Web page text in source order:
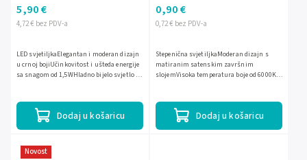
4,72 € bez PDV-a
5,90 €
Dodaj u košaricu
LED svjetiljkaElegantan i moderan dizajn
u crnoj bojiUčinkovitost i ušteda energije
sa snagom od 1,5WHladno bijelo svjetlo s
0,72 € bez PDV-a
0,90 €
Dodaj u košaricu
Stepenična svjetiljkaModeran dizajn s
matiranim satenskim završnim
slojemVisoka temperatura boje od 6000K
Novost